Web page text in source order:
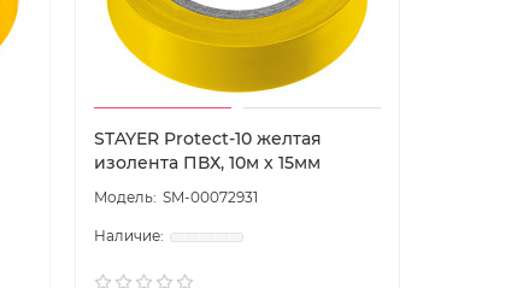
STAYER Protect-10 желтая
изолента ПВХ, 10м х 15мм
SM-00072931